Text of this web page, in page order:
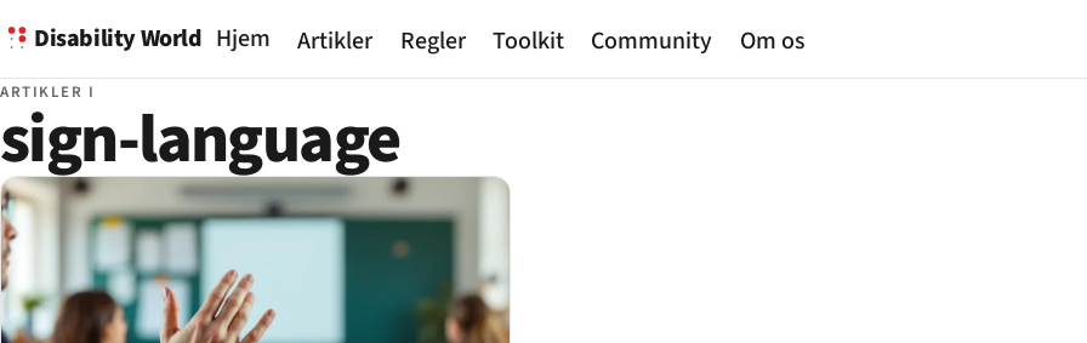
Disability World Hjem Artikler Regler Toolkit Community Om os
ARTIKLER I
sign-language